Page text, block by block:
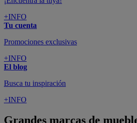
+INFO
Tu cuenta
Promociones exclusivas
+INFO
El blog
Busca tu inspiración
+INFO
Grandes marcas de